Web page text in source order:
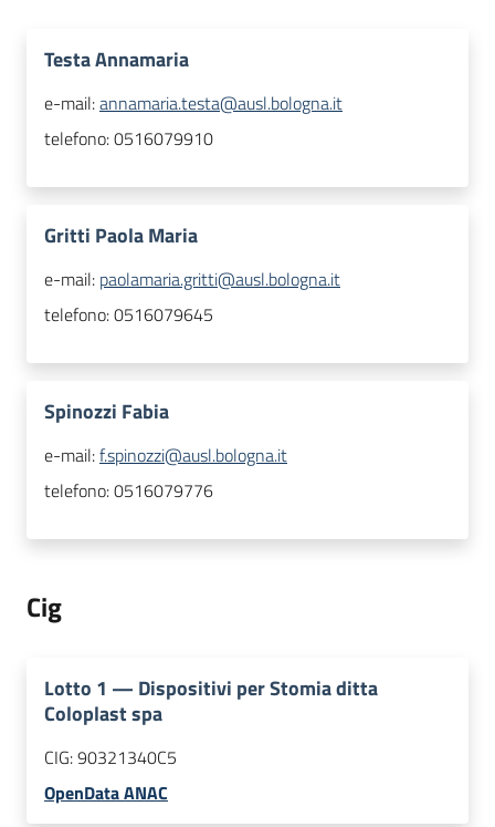
Testa Annamaria
e-mail:annamaria.testa@ausl.bologna.it
telefono:0516079910
Gritti Paola Maria
e-mail: paolamaria.gritti@ausl.bologna.it
telefono:0516079645
Spinozzi Fabia
e-mail:f.spinozzi@ausl.bologna.it
telefono:0516079776
Cig
Lotto 1 — Dispositivi per Stomia ditta
Coloplast spa
CIG:90321340C5
OpenData ANAC